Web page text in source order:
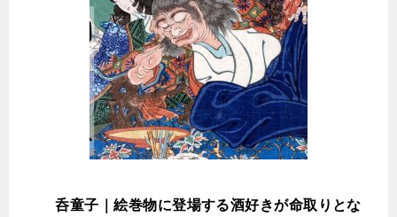
酒呑童子｜絵巻物に登場する酒好きが命取りとな